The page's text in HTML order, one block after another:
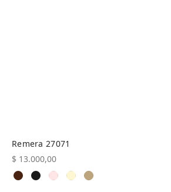
Remera 27071
$ 13.000,00